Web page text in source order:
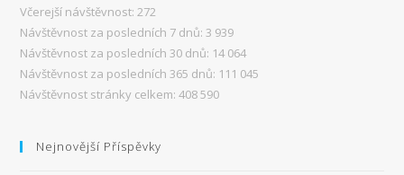
Včerejší návštěvnost: 272
Návštěvnost za posledních 7 dnů: 3 939
Návštěvnost za posledních 30 dnů: 14 064
Návštěvnost za posledních 365 dnů: 111 045
Návštěvnost stránky celkem:408 590
Nejnovější Příspěvky